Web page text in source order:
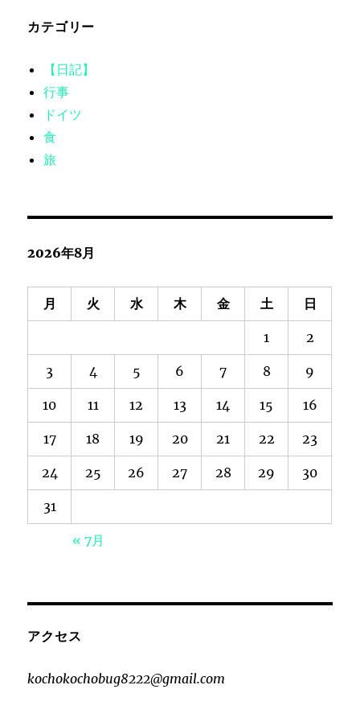
カテゴリー
【日記】
行事
ドイツ
食
旅
2026年8月
月 火 水 木 金 土 日
1 2
3 4 5 6 7 8 9
10 11 12 13 14 15 16
17 18 19 20 21 22 23
24 25 26 27 28 29 30
31
« 7月
アクセス
kochokochobug8222@gmail.com